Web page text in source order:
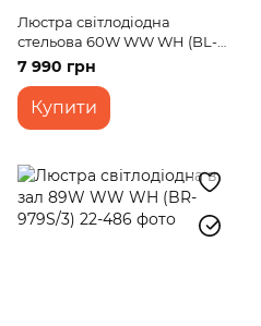
Люстра світлодіодна
стельова 60W WW WH (BL-
479S/5)
7 990 грн
Купити